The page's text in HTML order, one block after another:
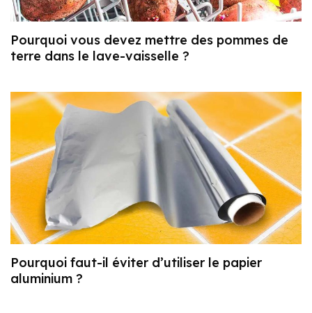
Pourquoi vous devez mettre des pommes de
terre dans le lave-vaisselle ?
Pourquoi faut-il éviter d’utiliser le papier
aluminium ?